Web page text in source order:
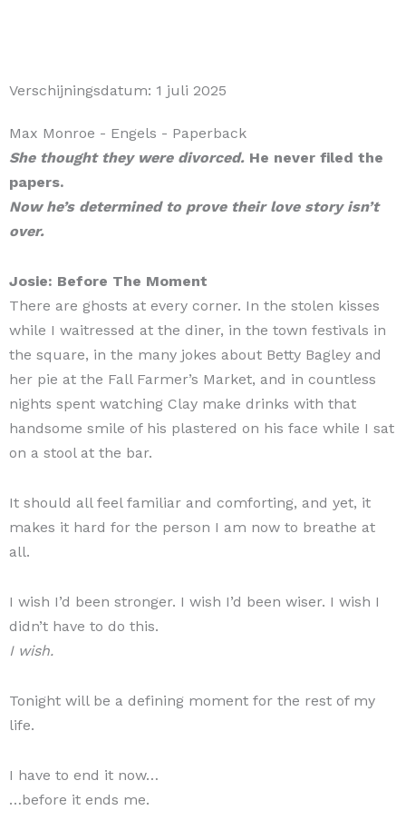
Verschijningsdatum: 1 juli 2025
Max Monroe - Engels - Paperback
She thought they were divorced. He never filed the
papers.
Now he’s determined to prove their love story isn’t
over.
Josie: Before The Moment
There are ghosts at every corner. In the stolen kisses
while I waitressed at the diner, in the town festivals in
the square, in the many jokes about Betty Bagley and
her pie at the Fall Farmer’s Market, and in countless
nights spent watching Clay make drinks with that
handsome smile of his plastered on his face while I sat
on a stool at the bar.
It should all feel familiar and comforting, and yet, it
makes it hard for the person I am now to breathe at
all.
I wish I’d been stronger. I wish I’d been wiser. I wish I
didn’t have to do this.
I wish.
Tonight will be a defining moment for the rest of my
life.
I have to end it now…
…before it ends me.